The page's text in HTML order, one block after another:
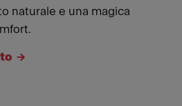
naturale e una magica